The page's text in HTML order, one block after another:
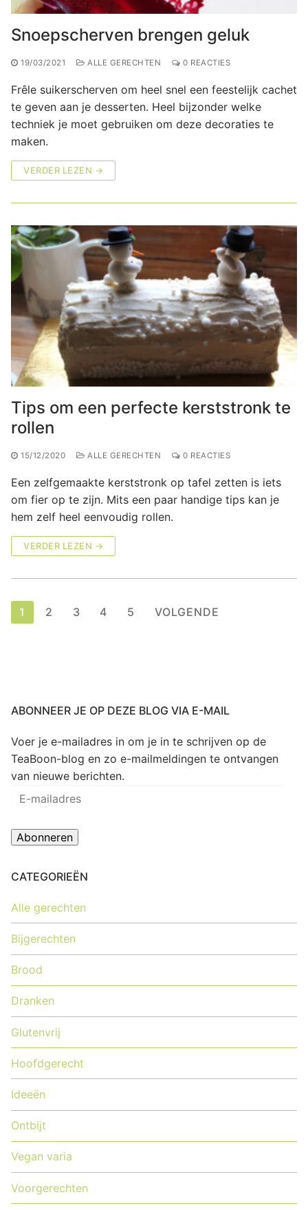
Snoepscherven brengen geluk
19/03/2021 ALLE GERECHTEN 0 REACTIES
Frêle suikerscherven om heel snel een feestelijk cachet
te geven aan je desserten. Heel bijzonder welke
techniek je moet gebruiken om deze decoraties te
maken.
VERDER LEZEN →
Tips om een perfecte kerststronk te
rollen
15/12/2020 ALLE GERECHTEN 0 REACTIES
Een zelfgemaakte kerststronk op tafel zetten is iets
om fier op te zijn. Mits een paar handige tips kan je
hem zelf heel eenvoudig rollen.
VERDER LEZEN →
Berichten
paginering
1 2 3 4 5 VOLGENDE
ABONNEER JE OP DEZE BLOG VIA E-MAIL
Voer je e-mailadres in om je in te schrijven op de
TeaBoon-blog en zo e-mailmeldingen te ontvangen
van nieuwe berichten.
E-
Abonneren
CATEGORIEËN
Alle gerechten
Bijgerechten
Brood
Dranken
Glutenvrij
Hoofdgerecht
Ideeën
Ontbijt
Vegan varia
Voorgerechten